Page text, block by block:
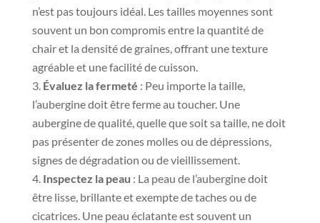
n’est pas toujours idéal. Les tailles moyennes sont
souvent un bon compromis entre la quantité de
chair et la densité de graines, offrant une texture
agréable et une facilité de cuisson.
Évaluez la fermeté : Peu importe la taille,
l’aubergine doit être ferme au toucher. Une
aubergine de qualité, quelle que soit sa taille, ne doit
pas présenter de zones molles ou de dépressions,
signes de dégradation ou de vieillissement.
Inspectez la peau : La peau de l’aubergine doit
être lisse, brillante et exempte de taches ou de
cicatrices. Une peau éclatante est souvent un